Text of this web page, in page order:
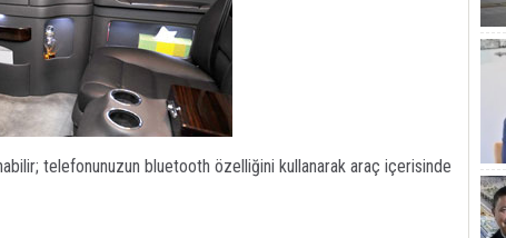
telefonunuzun bluetooth özelliğini kullanarak araç içerisinde